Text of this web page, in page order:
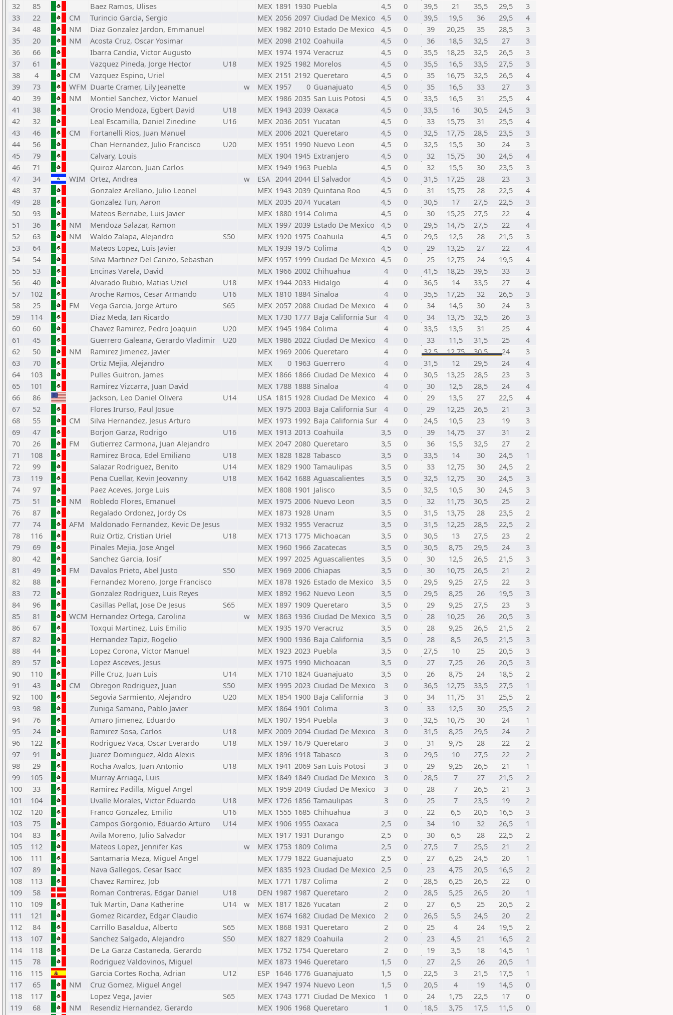
32
85 Baez Ramos, Ulises MEX 1891 1930 Puebla 4,5 0 39,5 21 35,5 29,5
3
33
22 CM Turincio Garcia, Sergio MEX 2056 2097 Ciudad De Mexico 4,5 0 39,5 19,5 36 29,5
4
34
48 NM Diaz Gonzalez Jardon, Emmanuel MEX 1982 2010 Estado De Mexico 4,5 0 39 20,25 35 28,5
3
35
20 NM Acosta Cruz, Oscar Yosimar MEX 2098 2102 Coahuila 4,5 0 36 18,5 32,5 27
3
36
66 Ibarra Candia, Victor Augusto MEX 1974 1974 Veracruz 4,5 0 35,5 18,25 32,5 26,5
3
37
61 Vazquez Pineda, Jorge Hector U18 MEX 1925 1982 Morelos 4,5 0 35,5 16,5 33,5 27,5
3
38
4 CM Vazquez Espino, Uriel MEX 2151 2192 Queretaro 4,5 0 35 16,75 32,5 26,5
4
39
73 WFM Duarte Cramer, Lily Jeanette w MEX 1957 0 Guanajuato 4,5 0 35 16,5 33 27
3
40
39 NM Montiel Sanchez, Victor Manuel MEX 1986 2035 San Luis Potosi 4,5 0 33,5 16,5 31 25,5
4
41
38 Orocio Mendoza, Egbert David U18 MEX 1943 2039 Oaxaca 4,5 0 33,5 16 30,5 24,5
3
42
32 Leal Escamilla, Daniel Zinedine U16 MEX 2036 2051 Yucatan 4,5 0 33 15,75 31 25,5
4
43
46 CM Fortanelli Rios, Juan Manuel MEX 2006 2021 Queretaro 4,5 0 32,5 17,75 28,5 23,5
3
44
56 Chan Hernandez, Julio Francisco U20 MEX 1951 1990 Nuevo Leon 4,5 0 32,5 15,5 30 24
3
45
79 Calvary, Louis MEX 1904 1945 Extranjero 4,5 0 32 15,75 30 24,5
4
46
71 Quiroz Alarcon, Juan Carlos MEX 1949 1963 Puebla 4,5 0 32 15,5 30 23,5
3
47
34 WIM Ortez, Andrea w ESA 2044 2044 El Salvador 4,5 0 31,5 17,25 28 23
3
48
37 Gonzalez Arellano, Julio Leonel MEX 1943 2039 Quintana Roo 4,5 0 31 15,75 28 22,5
4
49
28 Gonzalez Tun, Aaron MEX 2035 2074 Yucatan 4,5 0 30,5 17 27,5 22,5
3
50
93 Mateos Bernabe, Luis Javier MEX 1880 1914 Colima 4,5 0 30 15,25 27,5 22
4
51
36 NM Mendoza Salazar, Ramon MEX 1997 2039 Estado De Mexico 4,5 0 29,5 14,75 27,5 22
4
52
63 NM Waldo Zalapa, Alejandro S50 MEX 1920 1975 Coahuila 4,5 0 29,5 12,5 28 21,5
3
53
64 Mateos Lopez, Luis Javier MEX 1939 1975 Colima 4,5 0 29 13,25 27 22
4
54
54 Silva Martinez Del Canizo, Sebastian MEX 1957 1999 Ciudad De Mexico 4,5 0 25 12,75 24 19,5
4
55
53 Encinas Varela, David MEX 1966 2002 Chihuahua 4 0 41,5 18,25 39,5 33
3
56
40 Alvarado Rubio, Matias Uziel U18 MEX 1944 2033 Hidalgo 4 0 36,5 14 33,5 27
4
57
102 Aroche Ramos, Cesar Armando U16 MEX 1810 1884 Sinaloa 4 0 35,5 17,25 32 26,5
3
58
25 FM Vega Garcia, Jorge Arturo S65 MEX 2057 2088 Ciudad De Mexico 4 0 34 14,5 30 24
3
59
114 Diaz Meda, Ian Ricardo MEX 1730 1777 Baja California Sur 4 0 34 13,75 32,5 26
3
60
60 Chavez Ramirez, Pedro Joaquin U20 MEX 1945 1984 Colima 4 0 33,5 13,5 31 25
4
61
45 Guerrero Galeana, Gerardo Vladimir U20 MEX 1986 2022 Ciudad De Mexico 4 0 33 11,5 31,5 25
4
62
50 NM Ramirez Jimenez, Javier MEX 1969 2006 Queretaro 4 0 32,5 12,75 30,5 24
3
63
70 Ortiz Mejia, Alejandro MEX 0 1963 Guerrero 4 0 31,5 12 29,5 24
4
64
103 Pulles Guitron, James MEX 1866 1866 Ciudad De Mexico 4 0 30,5 13,25 28,5 23
3
65
101 Ramirez Vizcarra, Juan David MEX 1788 1888 Sinaloa 4 0 30 12,5 28,5 24
4
66
86 Jackson, Leo Daniel Olivera U14 USA 1815 1928 Ciudad De Mexico 4 0 29 13,5 27 22,5
4
67
52 Flores Irurso, Paul Josue MEX 1975 2003 Baja California Sur 4 0 29 12,25 26,5 21
3
68
55 CM Silva Hernandez, Jesus Arturo MEX 1973 1992 Baja California Sur 4 0 24,5 10,5 23 19
3
69
47 Borjon Garza, Rodrigo U16 MEX 1913 2013 Coahuila 3,5 0 39 14,75 37 31
2
70
26 FM Gutierrez Carmona, Juan Alejandro MEX 2047 2080 Queretaro 3,5 0 36 15,5 32,5 27
2
71
108 Ramirez Broca, Edel Emiliano U18 MEX 1828 1828 Tabasco 3,5 0 33,5 14 30 24,5
1
72
99 Salazar Rodriguez, Benito U14 MEX 1829 1900 Tamaulipas 3,5 0 33 12,75 30 24,5
2
73
119 Pena Cuellar, Kevin Jeovanny U18 MEX 1642 1688 Aguascalientes 3,5 0 32,5 12,75 30 24,5
3
74
97 Paez Aceves, Jorge Luis MEX 1808 1901 Jalisco 3,5 0 32,5 10,5 30 24,5
3
75
51 NM Robledo Flores, Emanuel MEX 1975 2006 Nuevo Leon 3,5 0 32 11,75 30,5 25
2
76
87 Regalado Ordonez, Jordy Os MEX 1873 1928 Unam 3,5 0 31,5 13,75 28 23,5
2
77
74 AFM Maldonado Fernandez, Kevic De Jesus MEX 1932 1955 Veracruz 3,5 0 31,5 12,25 28,5 22,5
2
78
116 Ruiz Ortiz, Cristian Uriel U18 MEX 1713 1775 Michoacan 3,5 0 30,5 13 27,5 23
2
79
69 Pinales Mejia, Jose Angel MEX 1960 1966 Zacatecas 3,5 0 30,5 8,75 29,5 24
3
80
42 Sanchez Garcia, Iosif MEX 1997 2025 Aguascalientes 3,5 0 30 12,5 26,5 21,5
3
81
49 FM Davalos Prieto, Abel Justo S50 MEX 1969 2006 Chiapas 3,5 0 30 10,75 26,5 21
2
82
88 Fernandez Moreno, Jorge Francisco MEX 1878 1926 Estado de Mexico 3,5 0 29,5 9,25 27,5 22
3
83
72 Gonzalez Rodriguez, Luis Reyes MEX 1892 1962 Nuevo Leon 3,5 0 29,5 8,25 26 19,5
3
84
96 Casillas Pellat, Jose De Jesus S65 MEX 1897 1909 Queretaro 3,5 0 29 9,25 27,5 23
3
85
81 WCM Hernandez Ortega, Carolina w MEX 1863 1936 Ciudad De Mexico 3,5 0 28 10,25 26 20,5
3
86
67 Toxqui Martinez, Luis Emilio MEX 1935 1970 Veracruz 3,5 0 28 9,25 26,5 21,5
2
87
82 Hernandez Tapiz, Rogelio MEX 1900 1936 Baja California 3,5 0 28 8,5 26,5 21,5
3
88
44 Lopez Corona, Victor Manuel MEX 1923 2023 Puebla 3,5 0 27,5 10 25 20,5
3
89
57 Lopez Asceves, Jesus MEX 1975 1990 Michoacan 3,5 0 27 7,25 26 20,5
3
90
110 Pille Cruz, Juan Luis U14 MEX 1710 1824 Guanajuato 3,5 0 26 8,75 24 18,5
2
91
43 CM Obregon Rodriguez, Juan S50 MEX 1995 2023 Ciudad De Mexico 3 0 36,5 12,75 33,5 27,5
1
92
100 Segovia Sarmiento, Alejandro U20 MEX 1854 1900 Baja California 3 0 34 11,75 31 25,5
2
93
98 Zuniga Samano, Pablo Javier MEX 1864 1901 Colima 3 0 33 12,5 30 25,5
2
94
76 Amaro Jimenez, Eduardo MEX 1907 1954 Puebla 3 0 32,5 10,75 30 24
1
95
24 Ramirez Sosa, Carlos U18 MEX 2009 2094 Ciudad De Mexico 3 0 31,5 8,25 29,5 24
2
96
122 Rodriguez Vaca, Oscar Everardo U18 MEX 1597 1679 Queretaro 3 0 31 9,75 28 22
2
97
91 Juarez Dominguez, Aldo Alexis MEX 1896 1918 Tabasco 3 0 29,5 10 27,5 22
2
98
29 Rocha Avalos, Juan Antonio U18 MEX 1941 2069 San Luis Potosi 3 0 29 9,25 26,5 21
1
99
105 Murray Arriaga, Luis MEX 1849 1849 Ciudad De Mexico 3 0 28,5 7 27 21,5
2
100
33 Ramirez Padilla, Miguel Angel MEX 1959 2049 Ciudad De Mexico 3 0 28 7 26,5 21
3
101
104 Uvalle Morales, Victor Eduardo U18 MEX 1726 1856 Tamaulipas 3 0 25 7 23,5 19
2
102
120 Franco Gonzalez, Emilio U16 MEX 1555 1685 Chihuahua 3 0 22 6,5 20,5 16,5
3
103
75 Campos Gorgonio, Eduardo Arturo U14 MEX 1906 1955 Oaxaca 2,5 0 34 10 32 26,5
1
104
83 Avila Moreno, Julio Salvador MEX 1917 1931 Durango 2,5 0 30 6,5 28 22,5
2
105
112 Mateos Lopez, Jennifer Kas w MEX 1753 1809 Colima 2,5 0 27,5 7 25,5 21
2
106
111 Santamaria Meza, Miguel Angel MEX 1779 1822 Guanajuato 2,5 0 27 6,25 24,5 20
1
107
89 Nava Gallegos, Cesar Isacc MEX 1835 1923 Ciudad De Mexico 2,5 0 23 4,75 20,5 16,5
2
108
113 Chavez Ramirez, Job MEX 1771 1787 Colima 2 0 28,5 6,25 26,5 22
0
109
58 Roman Contreras, Edgar Daniel U18 DEN 1987 1987 Queretaro 2 0 28,5 5,25 26,5 20
1
110
109 Tuk Martin, Dana Katherine U14 w MEX 1817 1826 Yucatan 2 0 27 6,5 25 20,5
2
111
121 Gomez Ricardez, Edgar Claudio MEX 1674 1682 Ciudad De Mexico 2 0 26,5 5,5 24,5 20
2
112
84 Carrillo Basaldua, Alberto S65 MEX 1868 1931 Queretaro 2 0 25 4 24 19,5
2
113
107 Sanchez Salgado, Alejandro S50 MEX 1827 1829 Coahuila 2 0 23 4,5 21 16,5
2
114
118 De La Garza Castaneda, Gerardo MEX 1752 1754 Queretaro 2 0 19 3,5 18 14,5
1
115
78 Rodriguez Valdovinos, Miguel MEX 1873 1946 Queretaro 1,5 0 27 2,5 26 20,5
1
116
115 Garcia Cortes Rocha, Adrian U12 ESP 1646 1776 Guanajuato 1,5 0 22,5 3 21,5 17,5
1
117
65 NM Cruz Gomez, Miguel Angel MEX 1947 1974 Nuevo Leon 1,5 0 20,5 4 19 14,5
0
118
117 Lopez Vega, Javier S65 MEX 1743 1771 Ciudad De Mexico 1 0 24 1,75 22,5 17
0
119
68 NM Resendiz Hernandez, Gerardo MEX 1906 1968 Queretaro 1 0 18,5 3,75 17,5 11,5
0